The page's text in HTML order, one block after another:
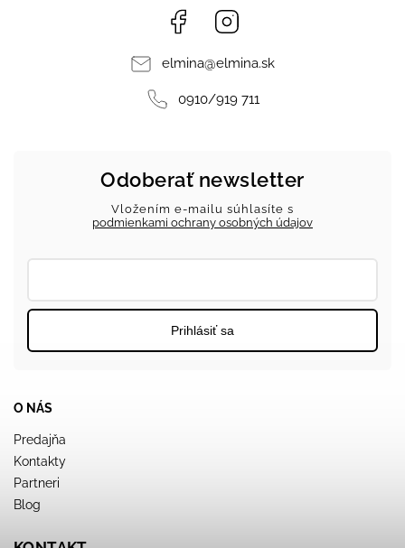
Facebook
elmina@elmina.sk
0910/919 711
O NÁS
Predajňa
Kontakty
Partneri
Blog
Odoberať newsletter
Vložením e-mailu súhlasíte s
podmienkami ochrany osobných údajov
Prihlásiť sa